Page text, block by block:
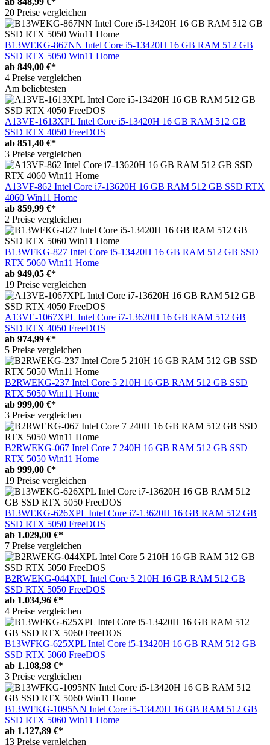
20 Preise vergleichen
B13WEKG-867NN Intel Core i5-13420H 16 GB RAM 512 GB
SSD RTX 5050 Win11 Home
ab 849,00 €*
4 Preise vergleichen
Am beliebtesten
A13VE-1613XPL Intel Core i5-13420H 16 GB RAM 512 GB
SSD RTX 4050 FreeDOS
ab 851,40 €*
3 Preise vergleichen
A13VF-862 Intel Core i7-13620H 16 GB RAM 512 GB SSD RTX
4060 Win11 Home
ab 859,99 €*
2 Preise vergleichen
B13WFKG-827 Intel Core i5-13420H 16 GB RAM 512 GB SSD
RTX 5060 Win11 Home
ab 949,05 €*
19 Preise vergleichen
A13VE-1067XPL Intel Core i7-13620H 16 GB RAM 512 GB
SSD RTX 4050 FreeDOS
ab 974,99 €*
5 Preise vergleichen
B2RWEKG-237 Intel Core 5 210H 16 GB RAM 512 GB SSD
RTX 5050 Win11 Home
ab 999,00 €*
3 Preise vergleichen
B2RWEKG-067 Intel Core 7 240H 16 GB RAM 512 GB SSD
RTX 5050 Win11 Home
ab 999,00 €*
19 Preise vergleichen
B13WEKG-626XPL Intel Core i7-13620H 16 GB RAM 512 GB
SSD RTX 5050 FreeDOS
ab 1.029,00 €*
7 Preise vergleichen
B2RWEKG-044XPL Intel Core 5 210H 16 GB RAM 512 GB
SSD RTX 5050 FreeDOS
ab 1.034,96 €*
4 Preise vergleichen
B13WFKG-625XPL Intel Core i5-13420H 16 GB RAM 512 GB
SSD RTX 5060 FreeDOS
ab 1.108,98 €*
3 Preise vergleichen
B13WFKG-1095NN Intel Core i5-13420H 16 GB RAM 512 GB
SSD RTX 5060 Win11 Home
ab 1.127,89 €*
13 Preise vergleichen